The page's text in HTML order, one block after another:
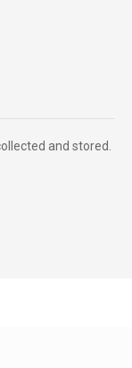
and stored.